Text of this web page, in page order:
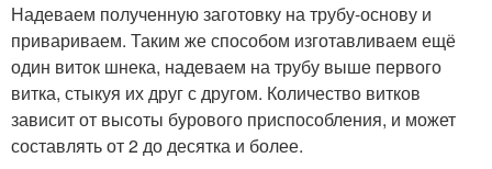
Надеваем полученную заготовку на трубу-основу и
привариваем. Таким же способом изготавливаем ещё
один виток шнека, надеваем на трубу выше первого
витка, стыкуя их друг с другом. Количество витков
зависит от высоты бурового приспособления, и может
составлять от 2 до десятка и более.